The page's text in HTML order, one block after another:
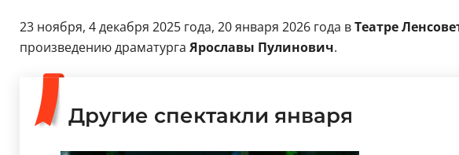
23 ноября, 4 декабря 2025 года, 20 января 2026 года вТеатре
произведению драматурга Ярославы Пулинович.
Другие спектакли января